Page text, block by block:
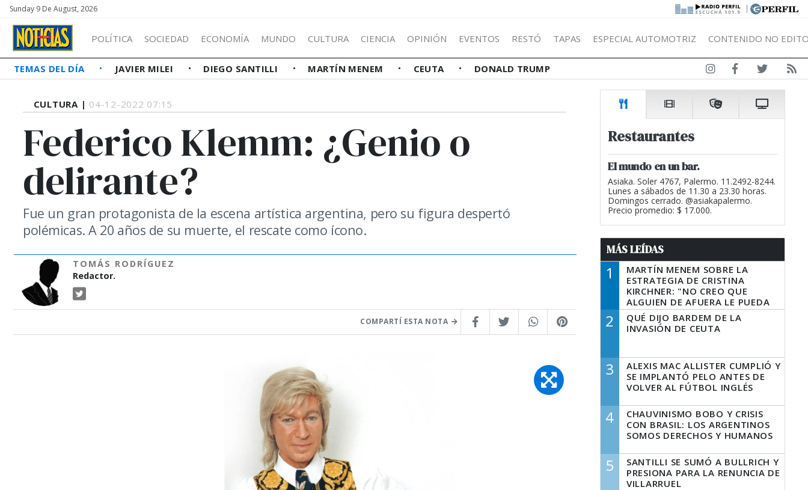
Sunday 9 De August, 2026 |
POLÍTICA SOCIEDAD ECONOMÍA MUNDO CULTURA CIENCIA OPINIÓN EVENTOS RESTÓ TAPAS ESPECIAL AUTOMOTRIZ CONTENIDO NO
TEMAS DEL DÍA JAVIER MILEI DIEGO SANTILLI MARTÍN MENEM CEUTA DONALD TRUMP
CULTURA | 04-12-2022 07:15
Federico Klemm: ¿Genio o
delirante?
Fue un gran protagonista de la escena artística argentina, pero su figura despertó
polémicas. A 20 años de su muerte, el rescate como ícono.
TOMÁS RODRÍGUEZ
Redactor.
COMPARTÍ ESTA NOTA
Restaurantes
El mundo en un bar.
Asiaka. Soler 4767, Palermo. 11.2492-8244.
Lunes a sábados de 11.30 a 23.30 horas.
Domingos cerrado. @asiakapalermo.
Precio promedio: $ 17.000.
MÁS LEÍDAS
1
MARTÍN MENEM SOBRE LA
ESTRATEGIA DE CRISTINA
KIRCHNER: "NO CREO QUE
ALGUIEN DE AFUERA LE PUEDA
DECIR A LA JUSTICIA LO QUE
TIENE QUE HACER"
2
QUÉ DIJO BARDEM DE LA
INVASIÓN DE CEUTA
3
ALEXIS MAC ALLISTER CUMPLIÓ Y
SE IMPLANTÓ PELO ANTES DE
VOLVER AL FÚTBOL INGLÉS
4
CHAUVINISMO BOBO Y CRISIS
CON BRASIL: LOS ARGENTINOS
SOMOS DERECHOS Y HUMANOS
5
SANTILLI SE SUMÓ A BULLRICH Y
PRESIONA PARA LA RENUNCIA DE
VILLARRUEL